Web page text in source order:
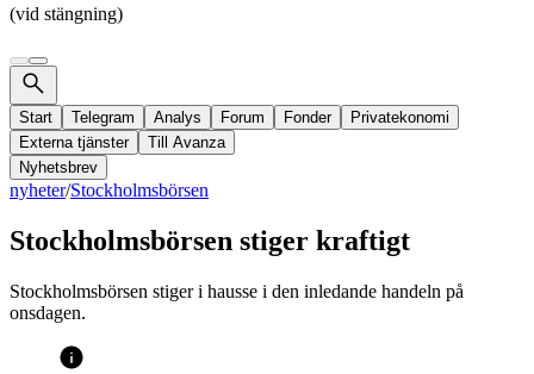
(vid stängning)
Start Telegram Analys Forum Fonder
Privatekonomi
Externa tjänster
Till Avanza
Nyhetsbrev
nyheter/Stockholmsbörsen
Stockholmsbörsen stiger kraftigt
Stockholmsbörsen stiger i hausse i den inledande handeln på
onsdagen.